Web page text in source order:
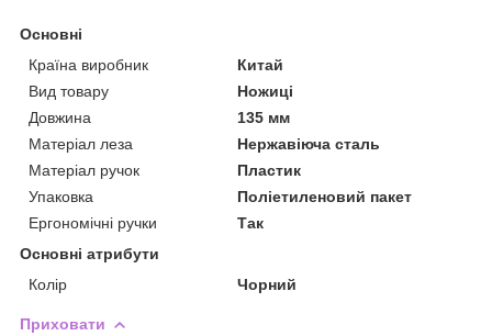
Основні
Країна виробник
Китай
Вид товару
Ножиці
Довжина
135 мм
Матеріал леза
Нержавіюча сталь
Матеріал ручок
Пластик
Упаковка
Поліетиленовий пакет
Ергономічні ручки
Так
Основні атрибути
Колір
Чорний
Приховати